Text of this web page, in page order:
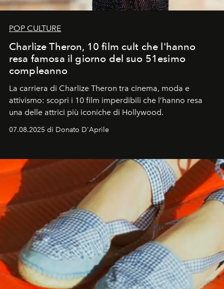
POP CULTURE
Charlize Theron, 10 film cult che l'hanno
resa famosa il giorno del suo 51esimo
compleanno
La carriera di Charlize Theron tra cinema, moda e
attivismo: scopri i 10 film imperdibili che l’hanno resa
una delle attrici più iconiche di Hollywood.
07.08.2025 di Donato D'Aprile